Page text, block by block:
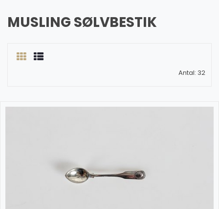
MUSLING SØLVBESTIK
Antal: 32